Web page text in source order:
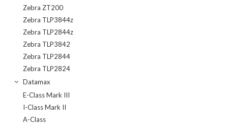
Zebra ZT200
Zebra TLP3844z
Zebra TLP2844z
Zebra TLP3842
Zebra TLP2844
Zebra TLP2824
Datamax
E-Class Mark III
I-Class Mark II
A-Class